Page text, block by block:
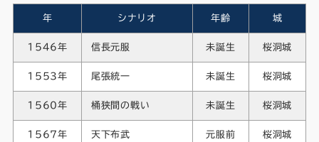
年 シナリオ 年齢 城
1546年 信長元服 未誕生 桜洞城
1553年 尾張統一 未誕生 桜洞城
1560年 桶狭間の戦い 未誕生 桜洞城
1567年 天下布武 元服前 桜洞城